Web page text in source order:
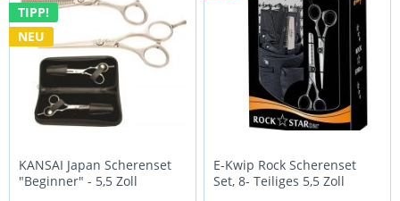
TIPP!
NEU
KANSAI Japan Scherenset
"Beginner" - 5,5 Zoll
E-Kwip Rock Scherenset
Set, 8- Teiliges 5,5 Zoll